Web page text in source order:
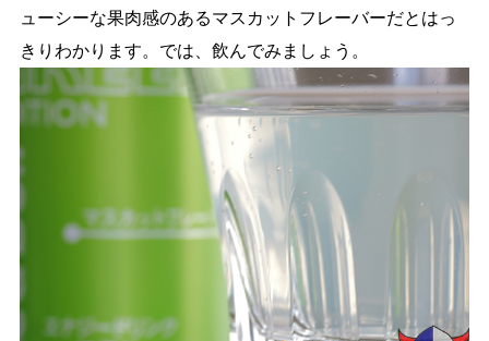
ューシーな果肉感のあるマスカットフレーバーだとはっ
きりわかります。では、飲んでみましょう。